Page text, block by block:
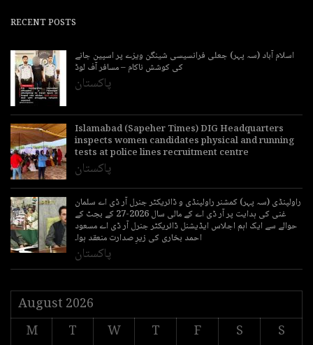
RECENT POSTS
اسلام آباد (سہ پہر) جعلی فرانسیسی شینگن ویزے پر اسپین جانے
کی کوشش ناکام – مسافر آف لوڈ
پاکستان
Islamabad (Sapeher Times) DIG Headquarters
inspects women candidates physical and running
tests at police lines recruitment centre
پاکستان
راولپنڈی (سہ پہر) کمشنر راولپنڈی و ڈائریکٹر جنرل آر ڈی اے سلمان
غنی کی ہدایت پر آر ڈی اے کے مالی سال 2026-27 کے بجٹ کے
حوالے سے ایک اہم اجلاس ایڈیشنل ڈائریکٹر جنرل آر ڈی اے مسعود
احمد بخاری کی زیرِ صدارت منعقد ہوا۔
پاکستان
August 2026
M
T W T F S S